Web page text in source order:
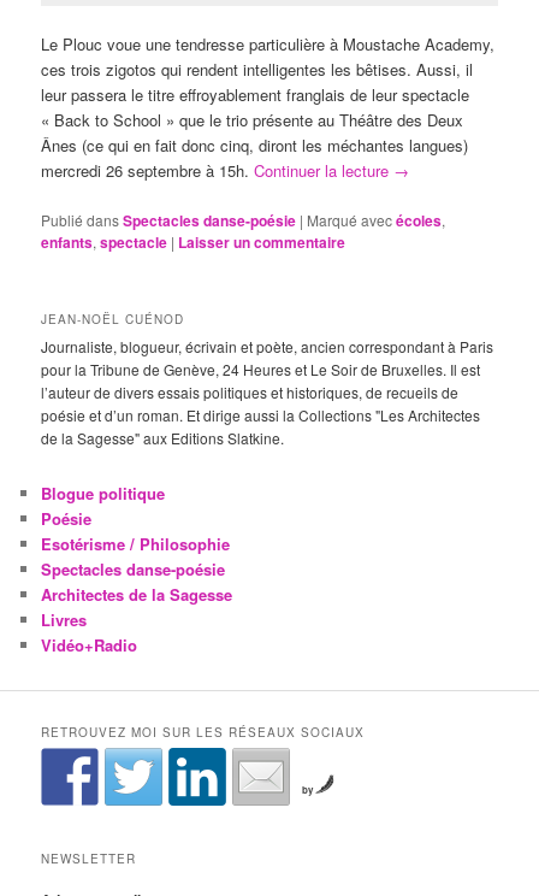
Le Plouc voue une tendresse particulière à Moustache Academy,
ces trois zigotos qui rendent intelligentes les bêtises. Aussi, il
leur passera le titre effroyablement franglais de leur spectacle
« Back to School » que le trio présente au Théâtre des Deux
Ânes (ce qui en fait donc cinq, diront les méchantes langues)
mercredi 26 septembre à 15h.Continuer la lecture →
Publié dansSpectacles danse-poésie | Marqué avecécoles,
enfants,spectacle | Laisser un commentaire
JEAN-NOËL CUÉNOD
Journaliste, blogueur, écrivain et poète, ancien correspondant à Paris
pour la Tribune de Genève, 24 Heures et Le Soir de Bruxelles. Il est
l’auteur de divers essais politiques et historiques, de recueils de
poésie et d’un roman. Et dirige aussi la Collections "Les Architectes
de la Sagesse" aux Editions Slatkine.
Blogue politique
Poésie
Esotérisme / Philosophie
Spectacles danse-poésie
Architectes de la Sagesse
Livres
Vidéo+Radio
RETROUVEZ MOI SUR LES RÉSEAUX SOCIAUX
by
NEWSLETTER